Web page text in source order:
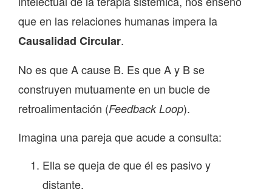
que en las relaciones humanas impera la
Causalidad Circular.
No es que A cause B. Es que A y B se
construyen mutuamente en un bucle de
retroalimentación (Feedback Loop).
Imagina una pareja que acude a consulta:
Ella se queja de que él es pasivo y
distante.